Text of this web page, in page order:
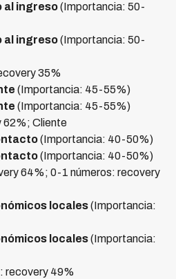
al ingreso(Importancia: 50-
al ingreso(Importancia: 50-
35%
(Importancia: 45-55%)
(Importancia: 45-55%)
62%; Cliente
(Importancia: 40-50%)
(Importancia: 40-50%)
64%; 0-1 números: recovery
locales(Importancia:
locales(Importancia:
recovery 49%